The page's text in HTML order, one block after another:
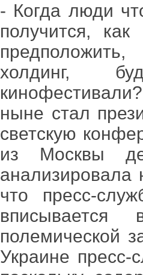
- Когда люди
получится,
холдинг,
ныне стал
светскую
из Москвы
анализировала
что пресс-
полемической
Украине